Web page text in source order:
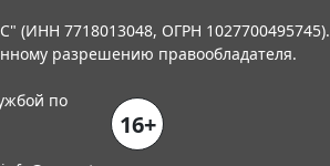
(ИНН 7718013048, ОГРН 1027700495745).
разрешению правообладателя.
по
16+